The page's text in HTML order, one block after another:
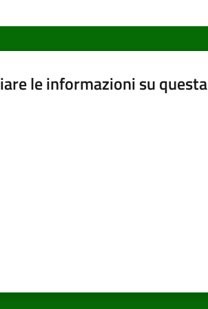
le informazioni su questa